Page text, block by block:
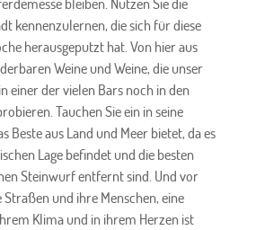
bleiben. Nutzen Sie die
kennenzulernen, die sich für diese
herausgeputzt hat. Von hier aus
Weine und Weine, die unser
einer der vielen Bars noch in den
Tauchen Sie ein in seine
Beste aus Land und Meer bietet, da es
Lage befindet und die besten
Steinwurf entfernt sind. Und vor
und ihre Menschen, eine
Klima und in ihrem Herzen ist